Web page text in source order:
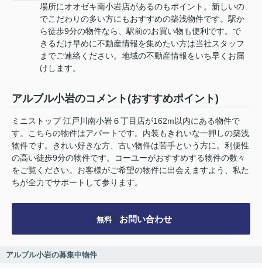
場所にオオゼキ南小岩店があるのもポイント。新しいの
でこだわりの多い方にもおすすめの築浅物件です。駅か
ら徒歩9分の物件なら、駅前のお買い物も便利です。で
きるだけ早めに不動産情報を集めたい方は当社スタッフ
までご連絡ください。地域の不動産情報をいち早くお届
けします。
アルブル小岩のコメント(おすすめポイント)
ミニストップ 江戸川南小岩６丁目店が162m以内にある物件で
す。こちらの物件はアパートです。内装もきれいな一押しの築浅
物件です。きれい好きな方、古い物件は苦手という方に。利便性
の高い徒歩9分の物件です。コーユーがおすすめする物件の数々
をご覧ください。お客様がご希望の物件に出会えますよう、私た
ちが全力でサポートして参ります。
無料 お問い合わせ
アルブル小岩の募集中物件